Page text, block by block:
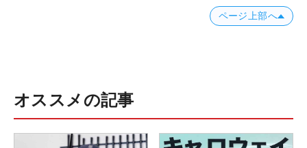
ページ上部へ
オススメの記事